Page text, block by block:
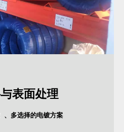
表面处理
、多选择的电镀方案